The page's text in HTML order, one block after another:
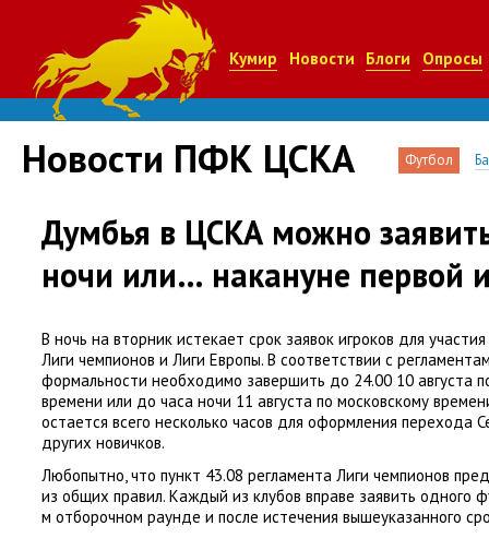
Кумир Новости Блоги Опросы
Новости ПФК ЦСКА Футбол
Думбья в ЦСКА можно
ночи или… накануне первой
В ночь на вторник истекает срок заявок игроков для
Лиги чемпионов и Лиги Европы. В соответствии с
формальности необходимо завершить до 24.00 10 августа
времени или до часа ночи 11 августа по московскому
остается всего несколько часов для оформления перехода
других новичков.
Любопытно, что пункт 43.08 регламента Лиги чемпионов
из общих правил. Каждый из клубов вправе заявить одного
м отборочном раунде и после истечения вышеуказанного